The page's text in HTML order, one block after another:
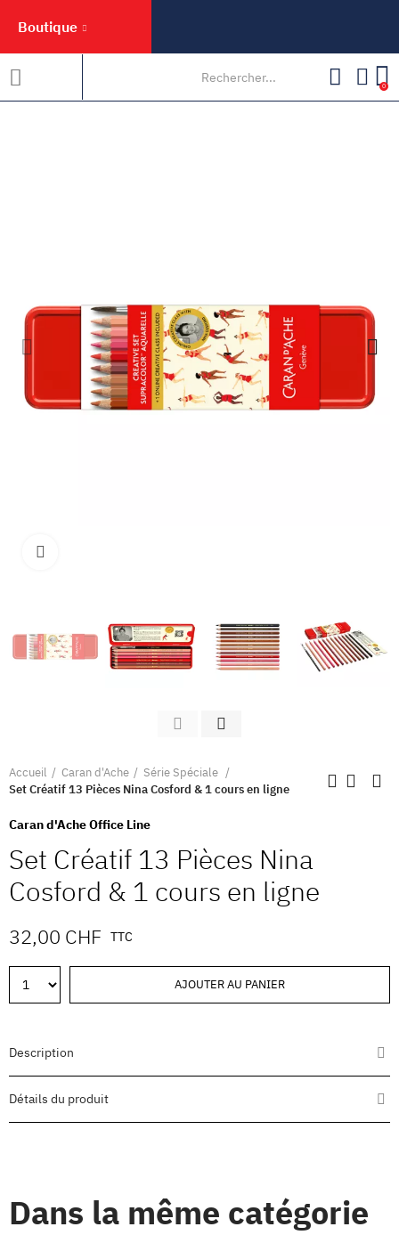
Boutique
0
Accueil Caran d'Ache
Série Spéciale
Set Créatif 13 Pièces Nina Cosford & 1 cours en ligne
Caran d'Ache Office Line
Set Créatif 13 Pièces Nina
Cosford & 1 cours en ligne
32,00 CHF TTC
AJOUTER AU PANIER
Description
Détails du produit
Dans la même catégorie